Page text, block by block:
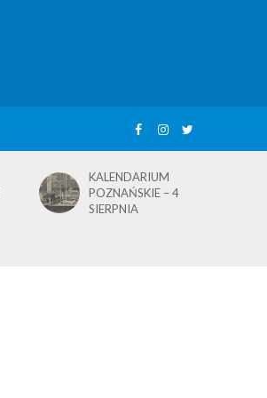
KALENDARIUM
POZNAŃSKIE – 4
SIERPNIA